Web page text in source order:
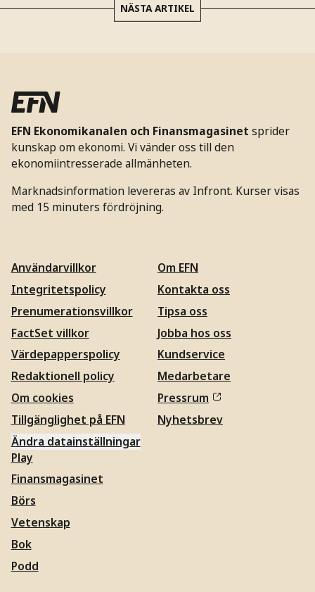
NÄSTA ARTIKEL
EFN Ekonomikanalen och Finansmagasinet sprider
kunskap om ekonomi. Vi vänder oss till den
ekonomiintresserade allmänheten.
Marknadsinformation levereras av Infront. Kurser visas
med 15 minuters fördröjning.
Användarvillkor
Integritetspolicy
Prenumerationsvillkor
FactSet villkor
Värdepapperspolicy
Redaktionell policy
Om cookies
Tillgänglighet på EFN
Ändra datainställningar
Om EFN
Kontakta oss
Tipsa oss
Jobba hos oss
Kundservice
Medarbetare
Pressrum
Nyhetsbrev
Play
Finansmagasinet
Börs
Vetenskap
Bok
Podd